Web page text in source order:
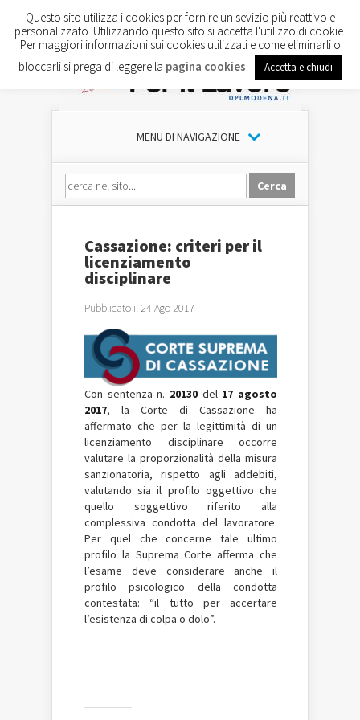
MENU DI NAVIGAZIONE
Cassazione: criteri per il
licenziamento
disciplinare
Pubblicato il 24 Ago 2017
Con sentenza n. 20130 del 17 agosto
2017, la Corte di Cassazione ha
affermato che per la legittimità di un
licenziamento disciplinare occorre
valutare la proporzionalità della misura
sanzionatoria, rispetto agli addebiti,
valutando sia il profilo oggettivo che
quello soggettivo riferito alla
complessiva condotta del lavoratore.
Per quel che concerne tale ultimo
profilo la Suprema Corte afferma che
l’esame deve considerare anche il
profilo psicologico della condotta
contestata: “il tutto per accertare
l’esistenza di colpa o dolo”.
Questo sito utilizza i cookies per fornire un sevizio più reattivo e
personalizzato. Utilizzando questo sito si accetta l'utilizzo di cookie.
Per maggiori informazioni sui cookies utilizzati e come eliminarli o
bloccarli si prega di leggere la pagina cookies Accetta e chiudi